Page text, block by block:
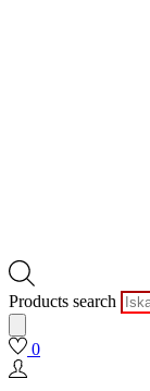
Products search
0